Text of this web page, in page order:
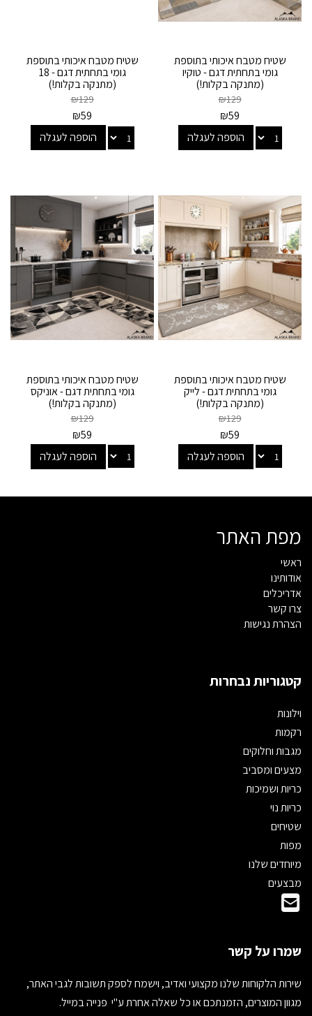
שטיח מטבח איכותי בתוספת
גומי בתחתית דגם - טוקיו
(מתנקה בקלות!)
₪129
₪59
הוספה לעגלה
שטיח מטבח איכותי בתוספת
גומי בתחתית דגם - 18
(מתנקה בקלות!)
₪129
₪59
הוספה לעגלה
שטיח מטבח איכותי בתוספת
גומי בתחתית דגם - לייק
(מתנקה בקלות!)
₪129
₪59
הוספה לעגלה
שטיח מטבח איכותי בתוספת
גומי בתחתית דגם - אוניקס
(מתנקה בקלות!)
₪129
₪59
הוספה לעגלה
מפת האתר
ראשי
אודותינו
אדריכלים
צרו קשר
הצהרת נגישות
קטגוריות נבחרות
וילונות
רקמות
מגבות וחלוקים
מצעים ומסביב
כריות ושמיכות
כריות נוי
שטיחים
מפות
מיוחדים שלנו
מבצעים
שמרו על קשר
שירות הלקוחות שלנו מקצועי ואדיב, וישמח לספק תשובות לגבי האתר,
מגוון המוצרים, הזמנתכם או כל שאלה אחרת ע"י פנייה במייל.